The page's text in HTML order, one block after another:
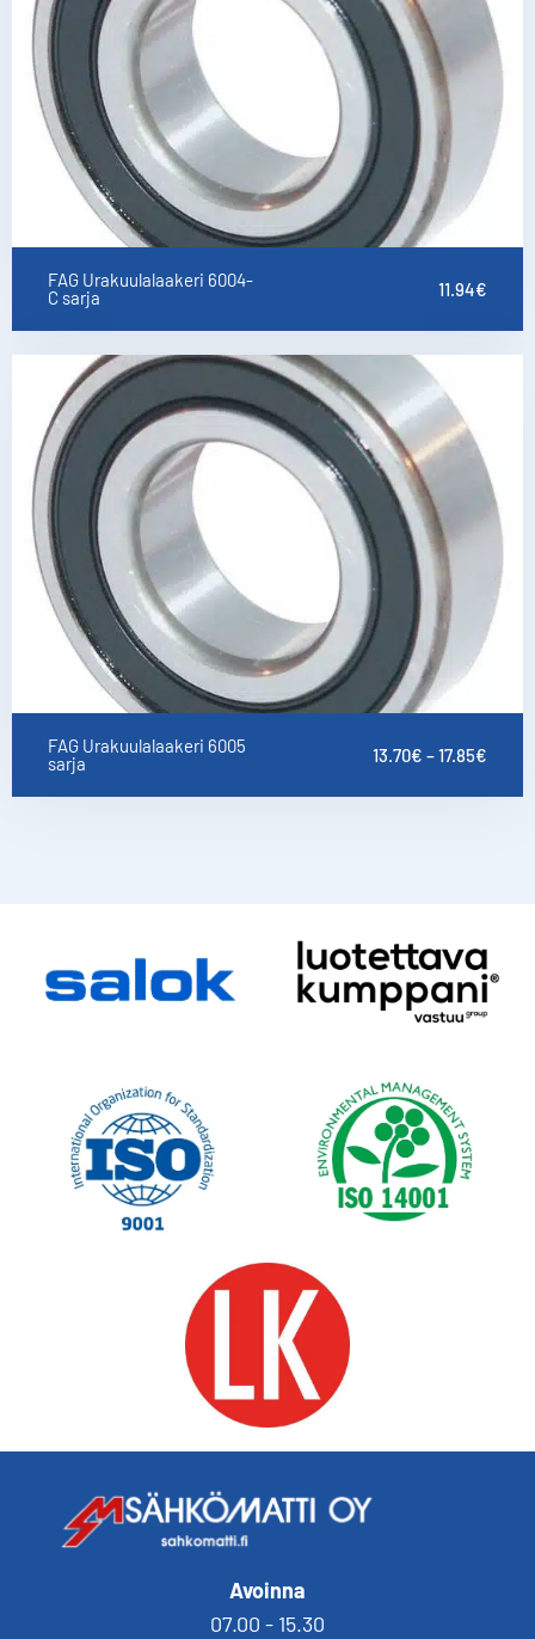
FAG Urakuulalaakeri 6004-
C sarja
11.94€
FAG Urakuulalaakeri 6005
sarja
13.70€ –17.85€
Avoinna
07.00 - 15.30